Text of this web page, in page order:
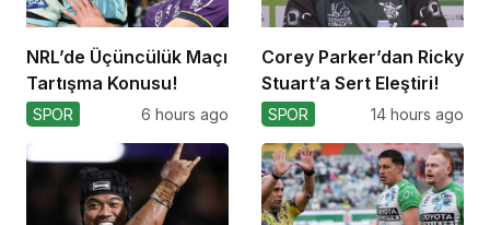
NRL’de Üçüncülük Maçı
Tartışma Konusu!
SPOR 6 hours ago
Corey Parker’dan Ricky
Stuart’a Sert Eleştiri!
SPOR 14 hours ago